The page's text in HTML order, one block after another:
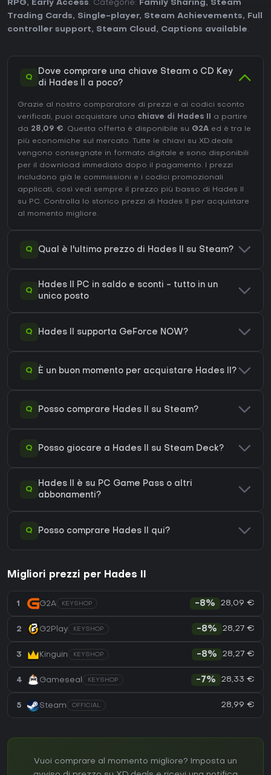
RPG, Early Access. Categorie: Family Sharing, Steam
Trading Cards, Single-player, Steam Achievements,
Full
controller support, Steam Cloud , Captions available.
Q
Dove comprare una chiave Steam o CD Key
di Hades II a poco?
Grazie al nostro comparatore di prezzi e ai codici sconto
verificati, puoi acquistare una chiave di Hades II
a partire
da 28,09 €. Questa offerta è disponibile su G2A ed è tra le
più economiche sul mercato. Tutte le chiavi su XD.deals
vengono consegnate in formato digitale e sono disponibili
per il download immediato dopo il pagamento. I prezzi
includono già le commissioni e i codici promozionali
applicati, così vedi sempre il prezzo più basso di Hades II
su PC. Controlla lo storico prezzi di Hades II
per acquistare
al momento migliore.
Q Qual è l'ultimo prezzo di Hades II su Steam?
Q
Hades II PC in saldo e sconti - tutto in un
unico posto
Q Hades II supporta GeForce NOW?
Q È un buon momento per acquistare Hades II?
Q Posso comprare Hades II su Steam?
Q Posso giocare a Hades II su Steam Deck?
Q
Hades II è su PC Game Pass o altri
abbonamenti?
Q Posso comprare Hades II qui?
Migliori prezzi per Hades II
1 G2A KEYSHOP -8% 28,09 €
2 G2Play KEYSHOP -8% 28,27 €
3 Kinguin KEYSHOP -8% 28,27 €
4 Gameseal KEYSHOP -7% 28,33 €
5 Steam OFFICIAL 28,99 €
Vuoi comprare al momento migliore? Imposta un